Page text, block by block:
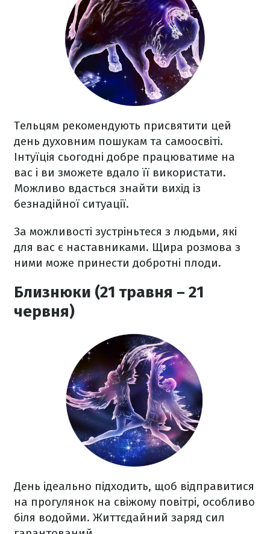
Тельцям рекомендують присвятити цей
день духовним пошукам та самоосвіті.
Інтуїція сьогодні добре працюватиме на
вас і ви зможете вдало її використати.
Можливо вдасться знайти вихід із
безнадійної ситуації.
За можливості зустріньтеся з людьми, які
для вас є наставниками. Щира розмова з
ними може принести добротні плоди.
Близнюки (21 травня – 21
червня)
День ідеально підходить, щоб відправитися
на прогулянок на свіжому повітрі, особливо
біля водойми. Життєдайний заряд сил